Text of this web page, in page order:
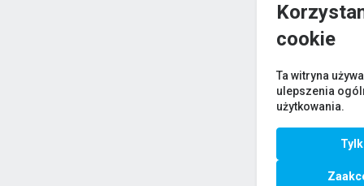
cookie
Ta witryna
ulepszenia
użytkowania.